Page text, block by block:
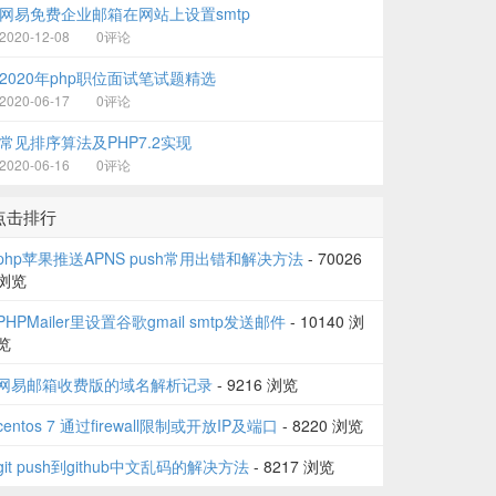
网易免费企业邮箱在网站上设置smtp
2020-12-08 0评论
2020年php职位面试笔试题精选
2020-06-17 0评论
常见排序算法及PHP7.2实现
2020-06-16 0评论
击排行
苹果推送APNS push常用出错和解决方法- 70026
览
里设置谷歌gmail smtp发送邮件 - 10140 浏
易邮箱收费版的域名解析记录 - 9216 浏览
7 通过firewall限制或开放IP及端口 - 8220 浏览
push到github中文乱码的解决方法 - 8217 浏览